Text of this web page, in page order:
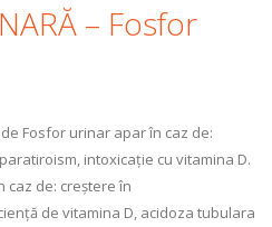
– Fosfor
de Fosfor urinar apar în caz de:
intoxicație cu vitamina D.
caz de: creștere în
de vitamina D, acidoza tubulara